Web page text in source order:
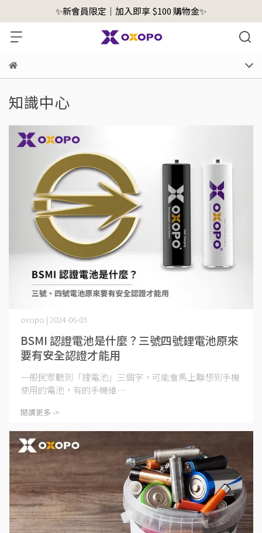
✨新會員限定｜加入即享 $100 購物金✨
知識中心
BSMI 認證電池是什麼？三號四號鋰電池原來
要有安全認證才能用
oxopo | 2024-06-03
一般民眾聽到「鋰電池」三個字，可能會馬上聯想到手機
使用的電池，有的手機維⋯
閱讀更多 ->